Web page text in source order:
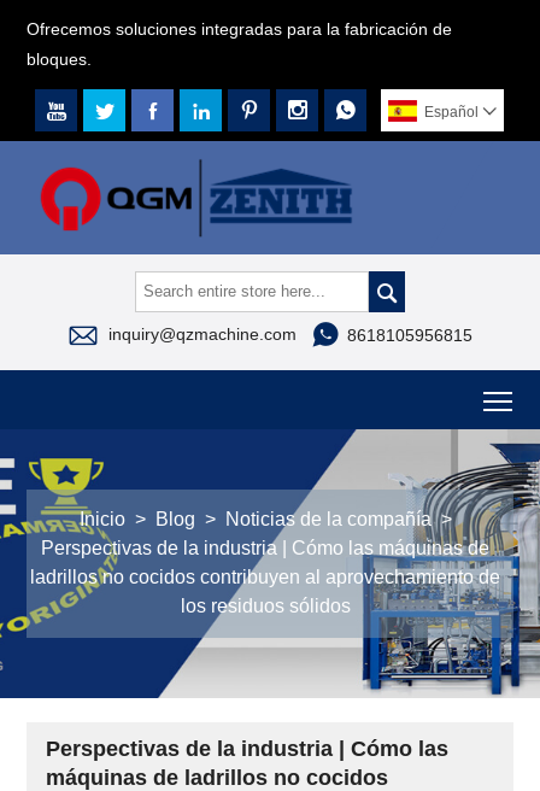
Ofrecemos soluciones integradas para la fabricación de
bloques.
       Español 

 inquiry@qzmachine.com  8618105956815
Inicio > Blog > Noticias de la compañía >
Perspectivas de la industria | Cómo las máquinas de
ladrillos no cocidos contribuyen al aprovechamiento de
los residuos sólidos
Perspectivas de la industria | Cómo las
máquinas de ladrillos no cocidos